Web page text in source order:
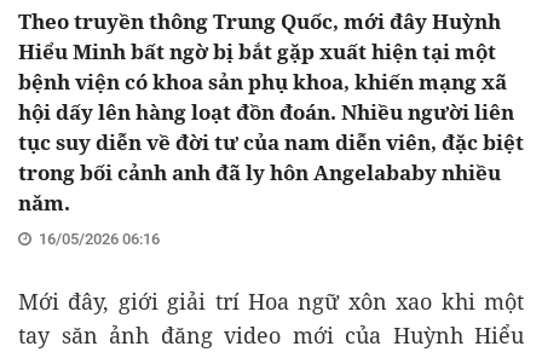
Theo truyền thông Trung Quốc, mới đây Huỳnh
Hiểu Minh bất ngờ bị bắt gặp xuất hiện tại một
bệnh viện có khoa sản phụ khoa, khiến mạng xã
hội dấy lên hàng loạt đồn đoán. Nhiều người liên
tục suy diễn về đời tư của nam diễn viên, đặc biệt
trong bối cảnh anh đã ly hôn Angelababy nhiều
năm.
16/05/2026 06:16
Mới đây, giới giải trí Hoa ngữ xôn xao khi một
tay săn ảnh đăng video mới của Huỳnh Hiểu